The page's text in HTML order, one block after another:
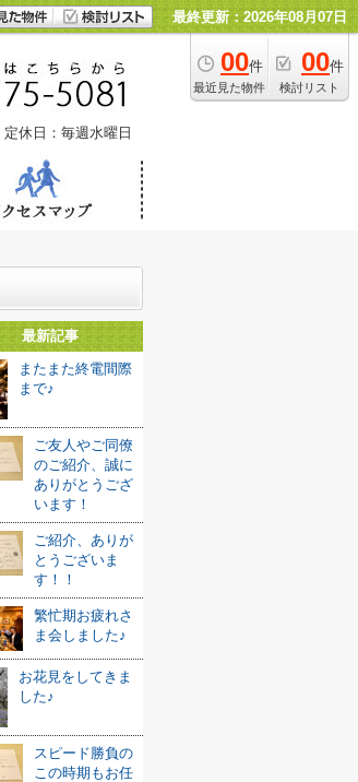
最終更新：2026年08月07日
00件
最近見た物件
00件
検討リスト
定休日：毎週水曜日
最新記事
またまた終電間際
まで♪
ご友人やご同僚
のご紹介、誠に
ありがとうござ
います！
ご紹介、ありが
とうございま
す！！
繁忙期お疲れさ
ま会しました♪
お花見をしてきま
した♪
スピード勝負の
この時期もお任